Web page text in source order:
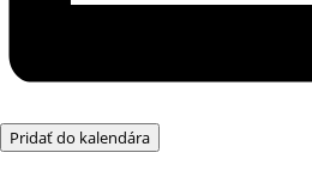
Pridať do kalendára